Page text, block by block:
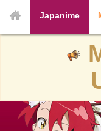
Japanime